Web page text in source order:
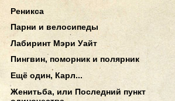
Реникса
Парни и велосипеды
Лабиринт Мэри Уайт
Пингвин, поморник и полярник
Ещё один, Карл...
Женитьба, или Последний пункт